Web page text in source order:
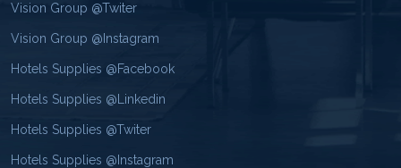
Vision Group @Twiter
Vision Group @Instagram
Hotels Supplies @Facebook
Hotels Supplies @Linkedin
Hotels Supplies @Twiter
Hotels Supplies @Instagram